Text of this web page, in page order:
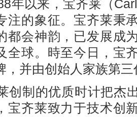
年以来，宝齐莱（
注的象征。宝齐莱秉
都会神韵，已发展成
全球。時至今日，宝
，并由创始人家族第
创制的优质时计把杰
宝齐莱致力于技术创